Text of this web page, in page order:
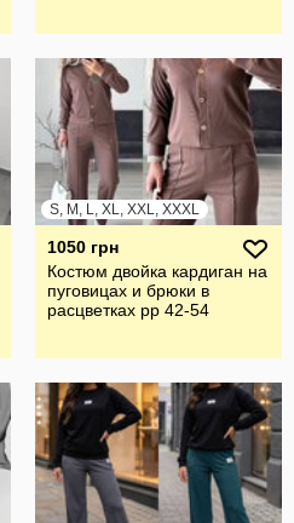
S, M, L, XL, XXL, XXXL
1050 грн
Костюм двойка кардиган на
пуговицах и брюки в
расцветках рр 42-54